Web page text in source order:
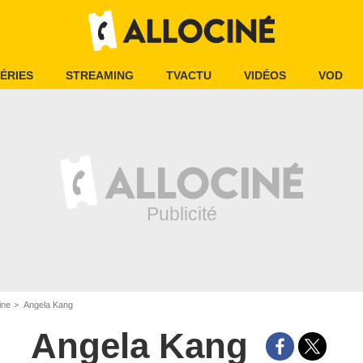
STREAMING TVACTU VIDÉOS VOD
Angela Kang
Angela Kang